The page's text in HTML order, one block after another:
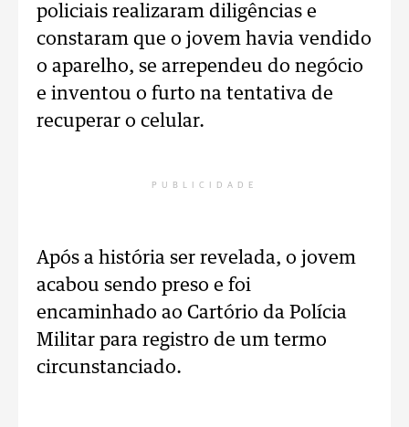
policiais realizaram diligências e
constaram que o jovem havia vendido
o aparelho, se arrependeu do negócio
e inventou o furto na tentativa de
recuperar o celular.
PUBLICIDADE
Após a história ser revelada, o jovem
acabou sendo preso e foi
encaminhado ao Cartório da Polícia
Militar para registro de um termo
circunstanciado.